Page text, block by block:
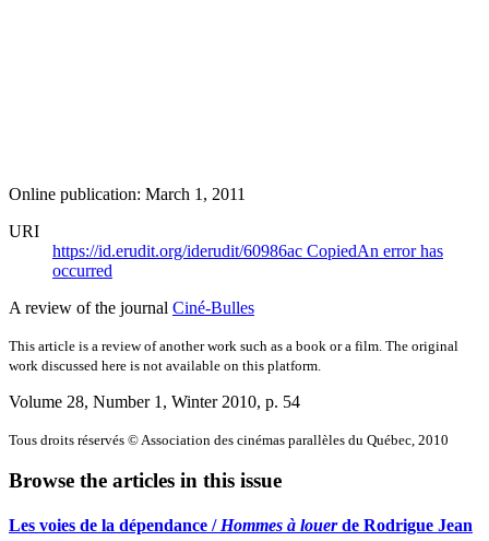
Online publication: March 1, 2011
URI
https://id.erudit.org/iderudit/60986ac CopiedAn error has
occurred
A review of the journal Ciné-Bulles
This article is a review of another work such as a book or a film. The original
work discussed here is not available on this platform.
Volume 28, Number 1, Winter 2010, p. 54
Tous droits réservés © Association des cinémas parallèles du Québec, 2010
Browse the articles in this issue
Les voies de la dépendance /Hommes à louerde Rodrigue Jean